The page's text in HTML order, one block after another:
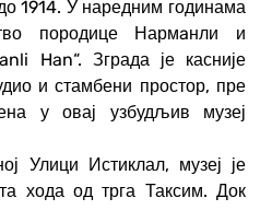
1914. У наредним годинама
породице Нармaнли и
Han“. Зграда је касније
и стамбени простор, пре
у овај узбудљив музеј
Улици Истиклал, музеј је
хода од трга Таксим. Док